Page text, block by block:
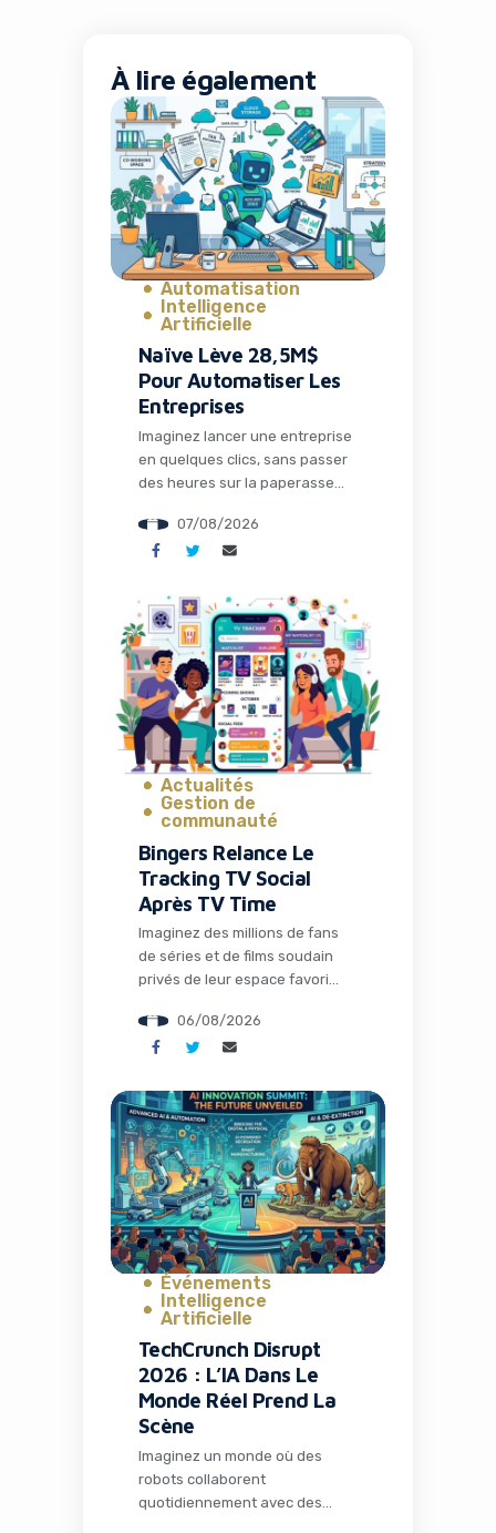
À lire également
Automatisation
Intelligence
Artificielle
Naïve Lève 28,5M$
Pour Automatiser Les
Entreprises
Imaginez lancer une entreprise
en quelques clics, sans passer
des heures sur la paperasse
des outils ou la recherche de
solutions techniques. C’est
Naïve, une startup qui vient de
lever 28,5 millions de dollars
pour transformer radicalement
la façon dont les entrepreneurs
et les développeurs lancent et
gèrent […]
07/08/2026
Actualités
Gestion de
communauté
Bingers Relance Le
Tracking TV Social
Après TV Time
Imaginez des millions de fans
de séries et de films soudain
privés de leur espace favori
partager memes et suivre leurs
visionnages en communauté.
passé avec la fermeture de TV
Time, une application culte qui
avait conquis plus de 26
millions d’installations. Mais
l’histoire ne s’arrête pas […]
06/08/2026
Événements
Intelligence
Artificielle
TechCrunch Disrupt
2026 : L’IA Dans Le
Monde Réel Prend La
Scène
Imaginez un monde où des
robots collaborent
quotidiennement avec des
Snowflake acquiert Datavolo pour
renforcer ses offres de gestion de
données